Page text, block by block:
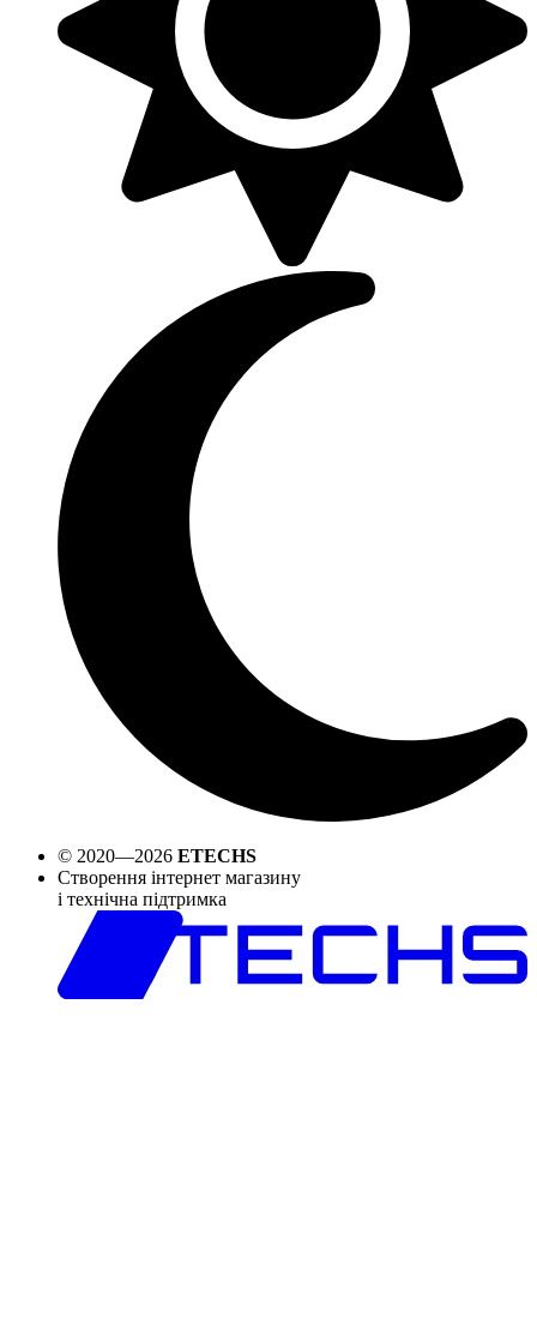
© 2020—2026 ETECHS
Створення інтернет магазину
і технічна підтримка